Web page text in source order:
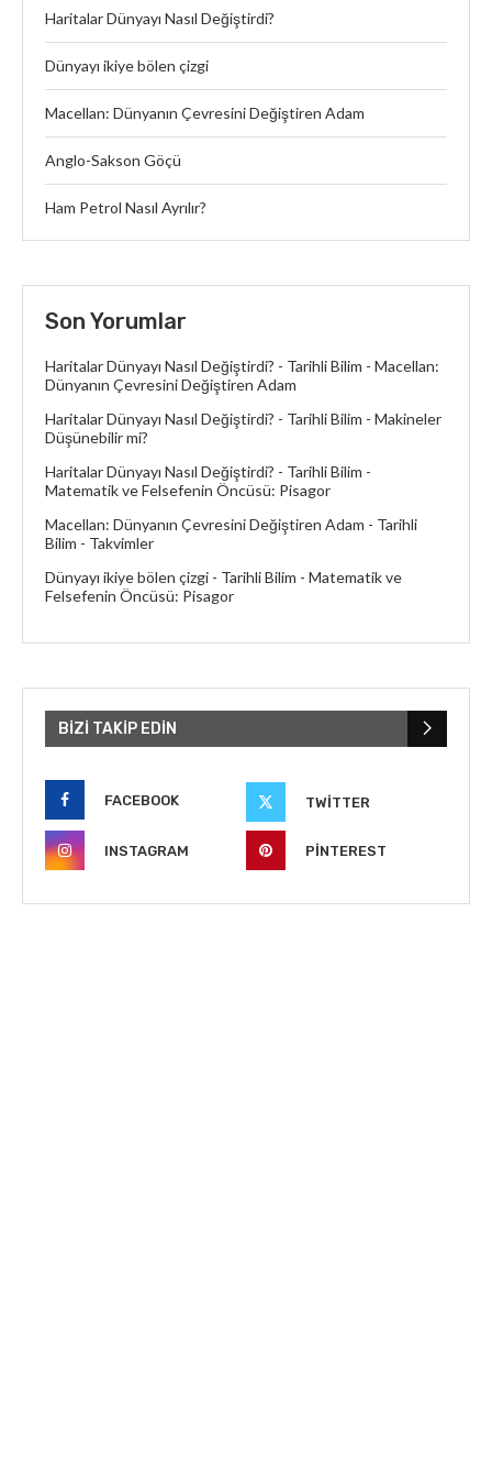
Haritalar Dünyayı Nasıl Değiştirdi?
Dünyayı ikiye bölen çizgi
Macellan: Dünyanın Çevresini Değiştiren Adam
Anglo-Sakson Göçü
Ham Petrol Nasıl Ayrılır?
Son Yorumlar
Haritalar Dünyayı Nasıl Değiştirdi? - Tarihli Bilim - Macellan:
Dünyanın Çevresini Değiştiren Adam
Haritalar Dünyayı Nasıl Değiştirdi? - Tarihli Bilim - Makineler
Düşünebilir mi?
Haritalar Dünyayı Nasıl Değiştirdi? - Tarihli Bilim -
Matematik ve Felsefenin Öncüsü: Pisagor
Macellan: Dünyanın Çevresini Değiştiren Adam - Tarihli
Bilim - Takvimler
Dünyayı ikiye bölen çizgi - Tarihli Bilim - Matematik ve
Felsefenin Öncüsü: Pisagor
BIZI TAKIP EDIN
FACEBOOK TWITTER
INSTAGRAM PINTEREST